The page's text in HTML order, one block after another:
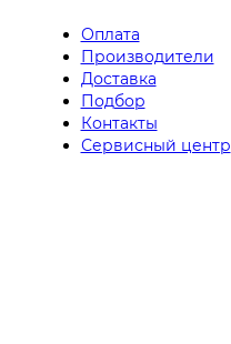
Оплата
Производители
Доставка
Подбор
Контакты
Сервисный центр